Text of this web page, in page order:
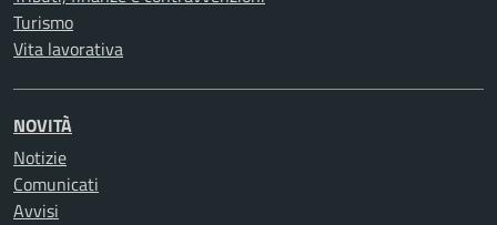
Turismo
Vita lavorativa
NOVITÀ
Notizie
Comunicati
Avvisi